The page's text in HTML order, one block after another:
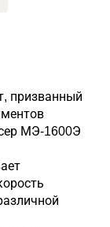
призванный
МЭ-1600Э